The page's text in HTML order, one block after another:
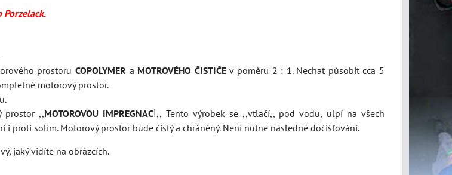
prostoruCOPOLYMER a MOTROVÉHO ČISTIČEv poměru 2 : 1. Nechat působit cca 5
motorový prostor.
prostor ,,MOTOROVOU IMPREGNACÍ,, Tento výrobek se ,,vtlačí,, pod vodu, ulpí na všech
i proti solím. Motorový prostor bude čistý a chráněný. Není nutné následné dočišťování.
jaký vidíte na obrázcích.